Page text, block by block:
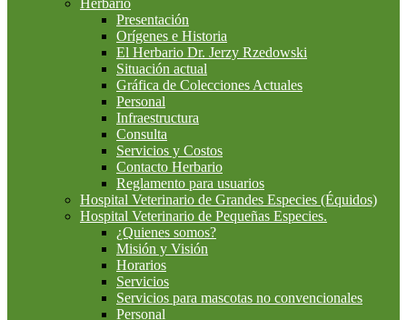
Herbario
Presentación
Orígenes e Historia
El Herbario Dr. Jerzy Rzedowski
Situación actual
Gráfica de Colecciones Actuales
Personal
Infraestructura
Consulta
Servicios y Costos
Contacto Herbario
Reglamento para usuarios
Hospital Veterinario de Grandes Especies (Équidos)
Hospital Veterinario de Pequeñas Especies.
¿Quienes somos?
Misión y Visión
Horarios
Servicios
Servicios para mascotas no convencionales
Personal